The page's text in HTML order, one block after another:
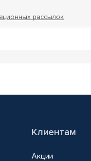
рассылок
Клиентам
Акции